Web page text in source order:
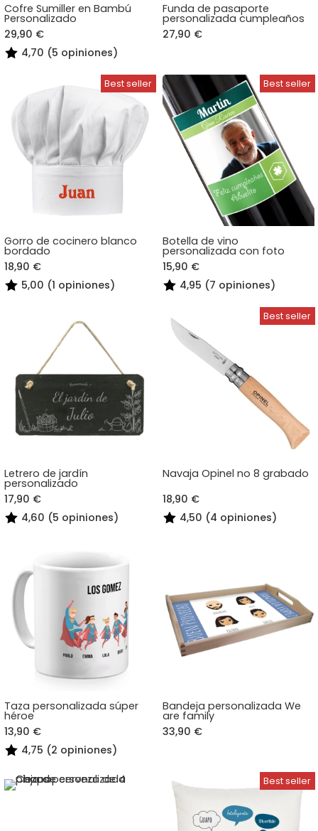
Cofre Sumiller en Bambú
Personalizado
29,90 €
4,70 (5 opiniones)
Funda de pasaporte
personalizada cumpleaños
27,90 €
Gorro de cocinero blanco
bordado
18,90 €
5,00 (1 opiniones)
Botella de vino
personalizada con foto
15,90 €
4,95 (7 opiniones)
Letrero de jardín
personalizado
17,90 €
4,60 (5 opiniones)
Navaja Opinel no 8 grabado
18,90 €
4,50 (4 opiniones)
Taza personalizada súper
héroe
13,90 €
4,75 (2 opiniones)
Bandeja personalizada We
are family
33,90 €